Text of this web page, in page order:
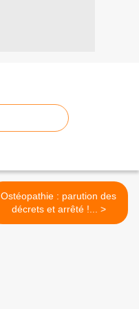
Ostéopathie : parution des
décrets et arrêté !... >